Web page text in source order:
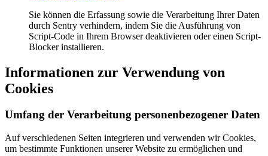
Sie können die Erfassung sowie die Verarbeitung Ihrer Daten
durch Sentry verhindern, indem Sie die Ausführung von
Script-Code in Ihrem Browser deaktivieren oder einen Script-
Blocker installieren.
Informationen zur Verwendung von
Cookies
Umfang der Verarbeitung personenbezogener Daten
Auf verschiedenen Seiten integrieren und verwenden wir Cookies,
um bestimmte Funktionen unserer Website zu ermöglichen und